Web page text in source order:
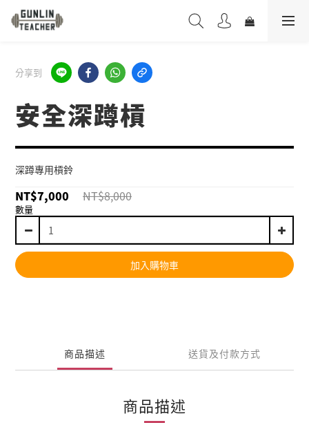
分享到
安全深蹲槓
深蹲專用槓鈴
NT$7,000 NT$8,000
數量
加入購物車
商品描述 送貨及付款方式
商品描述